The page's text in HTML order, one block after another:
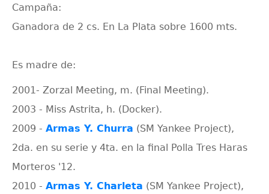
Campaña:
Ganadora de 2 cs. En La Plata sobre 1600 mts.
Es madre de:
2001- Zorzal Meeting, m. (Final Meeting).
2003 - Miss Astrita, h. (Docker).
2009 - Armas Y. Churra (SM Yankee Project),
2da. en su serie y 4ta. en la final Polla Tres Haras
Morteros '12.
2010 - Armas Y. Charleta (SM Yankee Project),